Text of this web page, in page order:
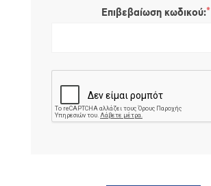
Επιβεβαίωση κωδικού:*